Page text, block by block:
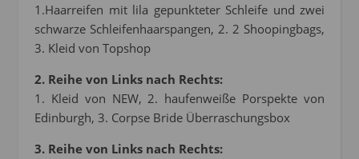
1.Haarreifen mit lila gepunkteter Schleife und zwei
schwarze Schleifenhaarspangen, 2. 2 Shoopingbags,
3. Kleid von Topshop
2. Reihe von Links nach Rechts:
1. Kleid von NEW, 2. haufenweiße Porspekte von
Edinburgh, 3. Corpse Bride Überraschungsbox
3. Reihe von Links nach Rechts: